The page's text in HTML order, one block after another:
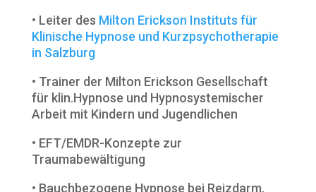
• Leiter des Milton Erickson Instituts für
Klinische Hypnose und Kurzpsychotherapie
in Salzburg
• Trainer der Milton Erickson Gesellschaft
für klin.Hypnose und Hypnosystemischer
Arbeit mit Kindern und Jugendlichen
• EFT/EMDR-Konzepte zur
Traumabewältigung
• Bauchbezogene Hypnose bei Reizdarm,